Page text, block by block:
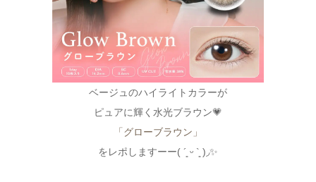
ベージュのハイライトカラーが
ピュアに輝く水光ブラウン💗
「グローブラウン」
をレポしますーー( ´͈ ᵕ `͈ )◞✨